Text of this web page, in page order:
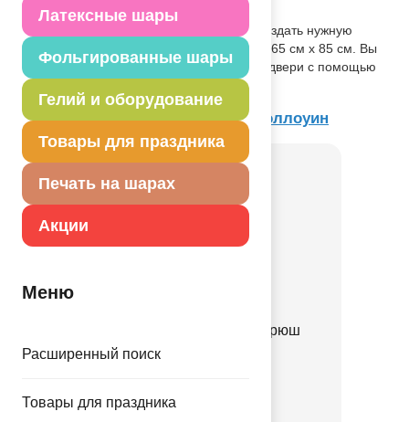
Латексные шары
Фольгированные шары
Гелий и оборудование
Товары для праздника
Печать на шарах
Акции
Меню
Расширенный поиск
Товары для праздника
Описание товара
Баннер поможет украсить праздник и создать нужную
атмосферу Хэуллоуина. Размер листа 165 см х 85 см. Вы
можете прикрепить баннер к стене или двери с помощью
Товар из коллекцииВечеринка Хэллоуин
Шляпа Ведьмы черная рюш
серебряный/G